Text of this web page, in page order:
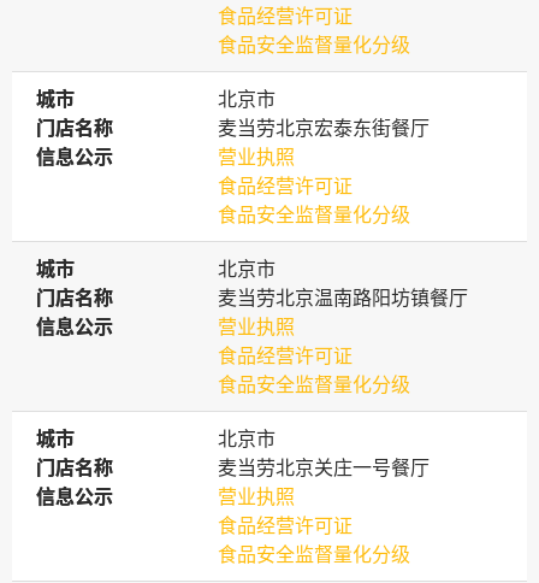
食品经营许可证
食品安全监督量化分级
城市
城市
北京市
门店名称
门店名称
麦当劳北京宏泰东街餐厅
信息公示
信息公示
营业执照
食品经营许可证
食品安全监督量化分级
城市
城市
北京市
门店名称
门店名称
麦当劳北京温南路阳坊镇餐厅
信息公示
信息公示
营业执照
食品经营许可证
食品安全监督量化分级
城市
城市
北京市
门店名称
门店名称
麦当劳北京关庄一号餐厅
信息公示
信息公示
营业执照
食品经营许可证
食品安全监督量化分级